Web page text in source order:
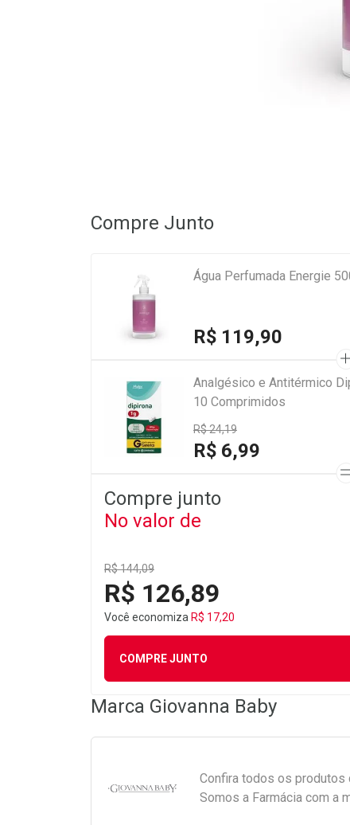
Compre Junto
Água Perfumada Energie
R$ 119,90
Analgésico e Antitérmico
10 Comprimidos
R$ 24,19
R$ 6,99
Compre junto
No valor de
R$ 144,09
R$ 126,89
Você economiza R$ 17,20
COMPRE JUNTO
Marca Giovanna Baby
Confira todos os produtos
Somos a Farmácia com a